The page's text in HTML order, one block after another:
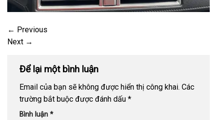
← Previous
Next →
Để lại một bình luận
Email của bạn sẽ không được hiển thị công khai. Các
trường bắt buộc được đánh dấu *
Bình luận *